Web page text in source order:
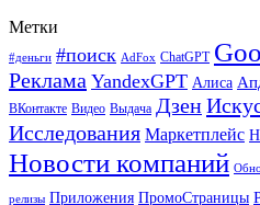
Метки
#деньги #поиск AdFox ChatGPT
Реклама YandexGPT Алиса
ВКонтакте Видео Выдача Дзен
Исследования Маркетплейс
Новости компаний
релизы Приложения ПромоСтраницы